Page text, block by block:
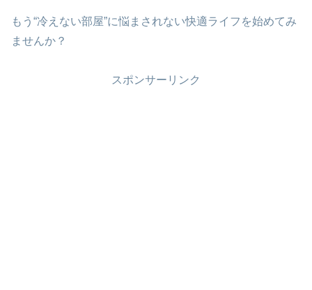
もう“冷えない部屋”に悩まされない快適ライフを始めてみ
ませんか？
スポンサーリンク